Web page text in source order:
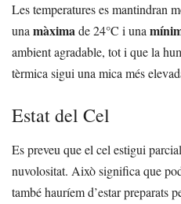
Les temperatures es mantindran
unamàximade 24°C i una
ambient agradable, tot i que la
tèrmica sigui una mica més
Estat del Cel
Es preveu que el cel estigui
nuvolositat. Això significa que
també hauríem d’estar preparats